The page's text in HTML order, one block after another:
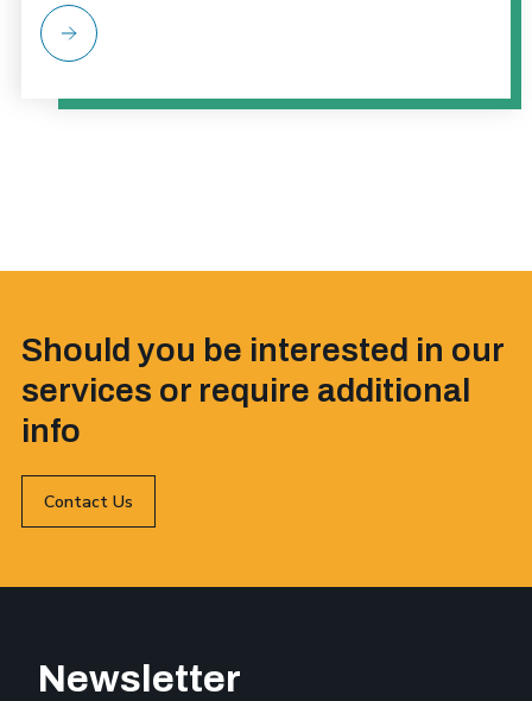
Should you be interested in our
services or require additional
info
Contact Us
Newsletter